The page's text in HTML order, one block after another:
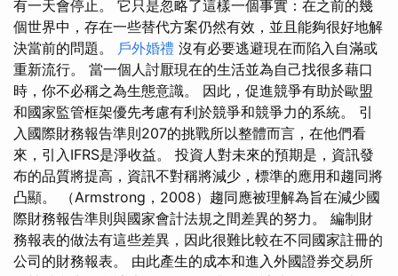
有一天會停止。 它只是忽略了這樣一個事實：在之前的幾
個世界中，存在一些替代方案仍然有效，並且能夠很好地解
決當前的問題。 戶外婚禮 沒有必要逃避現在而陷入自滿或
重新流行。 當一個人討厭現在的生活並為自己找很多藉口
時，你不必稱之為生態意識。 因此，促進競爭有助於歐盟
和國家監管框架優先考慮有利於競爭和競爭力的系統。 引
入國際財務報告準則207的挑戰所以整體而言，在他們看
來，引入IFRS是淨收益。 投資人對未來的預期是，資訊發
布的品質將提高，資訊不對稱將減少，標準的應用和趨同將
凸顯。 （Armstrong，2008）趨同應被理解為旨在減少國
際財務報告準則與國家會計法規之間差異的努力。 編制財
務報表的做法有這些差異，因此很難比較在不同國家註冊的
公司的財務報表。 由此產生的成本和進入外國證券交易所